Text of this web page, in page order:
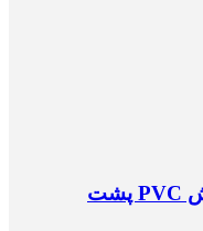
تایل گچی طرح لوزی 60*60 روکش PVC پشت